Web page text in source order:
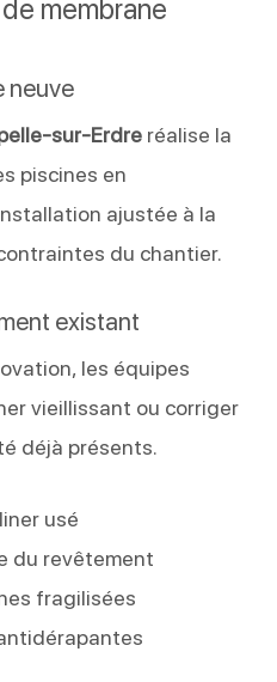
membrane
neuve
sur-Erdreréalise la
piscines en
ajustée à la
du chantier.
existant
les équipes
vieillissant ou corriger
déjà présents.
usé
du revêtement
fragilisées